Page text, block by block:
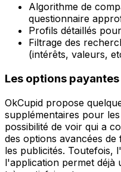
Algorithme de
questionnaire
Profils détaillés
Filtrage des
(intérêts, valeurs,
Les options
OkCupid propose
supplémentaires pour
possibilité de voir qui a
des options avancées
les publicités. Toutefois,
l'application permet déjà